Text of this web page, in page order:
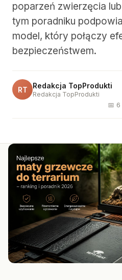
poparzeń zwierzęcia
tym poradniku
model, który połączy
bezpieczeństwem.
RT Redakcja TopProdukti
Redakcja TopProdukti
📅